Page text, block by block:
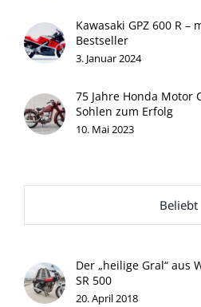
Kawasaki GPZ 600 R
Bestseller
3. Januar 2024
75 Jahre Honda Motor
Sohlen zum Erfolg
10. Mai 2023
Beliebt
Der „heilige Gral“ aus
SR 500
20. April 2018